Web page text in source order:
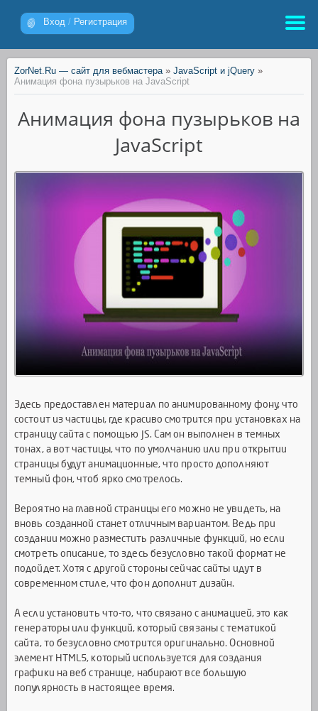
Вход / Регистрация
ZorNet.Ru — сайт для вебмастера» JavaScript и jQuery »
Анимация фона пузырьков на JavaScript
Анимация фона пузырьков на
JavaScript
Здесь предоставлен материал по анимированному фону, что
состоит из частицы, где красиво смотрится при установках на
страницу сайта с помощью JS. Сам он выполнен в темных
тонах, а вот частицы, что по умолчанию или при открытии
страницы будут анимационные, что просто дополняют
темный фон, чтоб ярко смотрелось.
Вероятно на главной страницы его можно не увидеть, на
вновь созданной станет отличным вариантом. Ведь при
создании можно разместить различные функций, но если
смотреть описание, то здесь безусловно такой формат не
подойдет. Хотя с другой стороны сейчас сайты идут в
современном стиле, что фон дополнит дизайн.
А если установить что-то, что связано с анимацией, это как
генераторы или функций, который связаны с тематикой
сайта, то безусловно смотрится оригинально. Основной
элемент HTML5, который используется для создания
графики на веб странице, набирают все большую
популярность в настоящее время.